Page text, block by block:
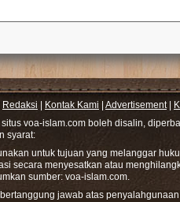
Redaksi Kontak Kami Advertisement|
voa-islam.com boleh disalin,
syarat:
untuk tujuan yang melanggar
secara menyesatkan atau
sumber: voa-islam.com.
jawab atas